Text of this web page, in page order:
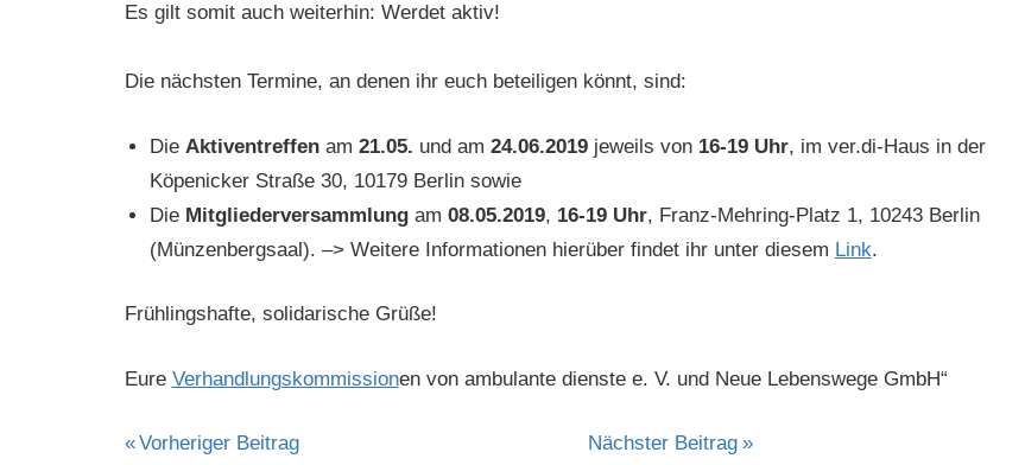
Es gilt somit auch weiterhin: Werdet aktiv!
Die nächsten Termine, an denen ihr euch beteiligen könnt, sind:
Die Aktiventreffenam 21.05. und am 24.06.2019jeweils von 16-19 Uhr, im ver.di-Haus in der
Köpenicker Straße 30, 10179 Berlin sowie
Die Mitgliederversammlungam 08.05.2019, 16-19 Uhr, Franz-Mehring-Platz 1, 10243 Berlin
(Münzenbergsaal). –> Weitere Informationen hierüber findet ihr unter diesem Link.
Frühlingshafte, solidarische Grüße!
Eure Verhandlungskommissionen von ambulante dienste e. V. und Neue Lebenswege GmbH“
Beitragsnavigation
Vorheriger Beitrag Nächster Beitrag